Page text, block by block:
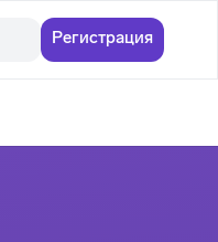
Регистрация